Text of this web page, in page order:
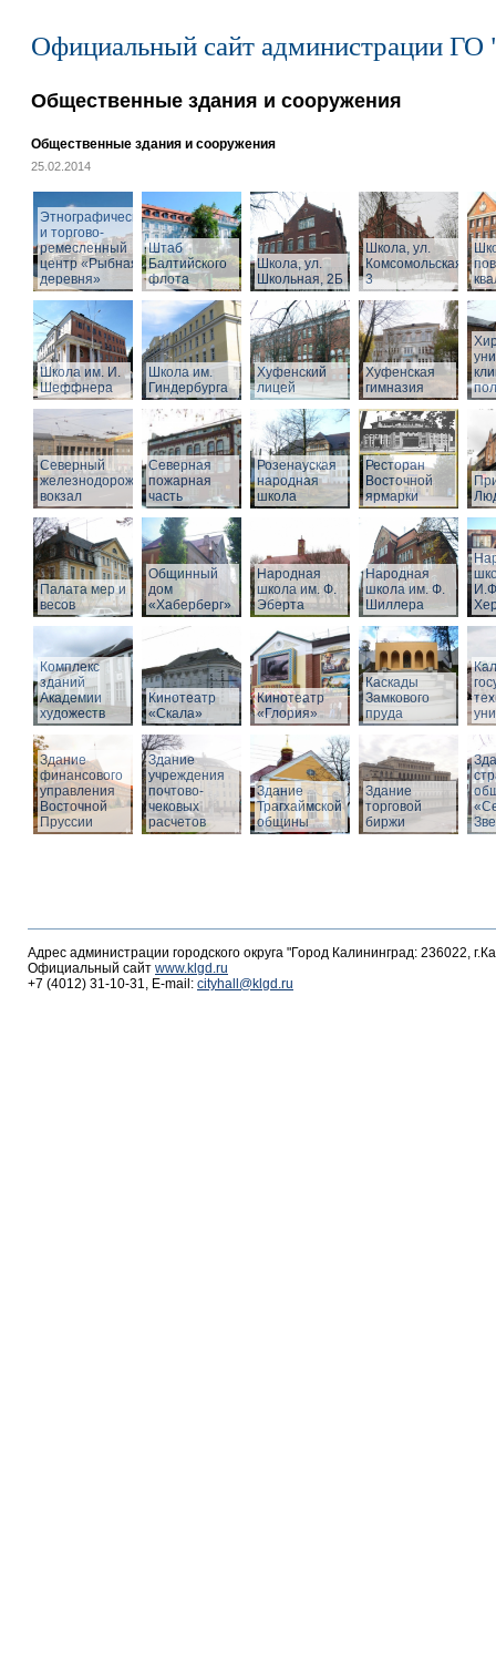
Официальный сайт администрации ГО
Общественные здания и сооружения
Общественные здания и сооружения
25.02.2014
Этнографический
и торгово-
ремесленный
центр «Рыбная
деревня»
Штаб
Балтийского
флота
Школа, ул.
Школьная, 2Б
Школа, ул.
Комсомольская,
3
Школа им. И.
Шеффнера
Школа им.
Гиндербурга
Хуфенский
лицей
Хуфенская
гимназия
Северный
железнодорожный
вокзал
Северная
пожарная
часть
Розенауская
народная
школа
Ресторан
Восточной
ярмарки
Палата мер и
весов
Общинный
дом
«Хаберберг»
Народная
школа им. Ф.
Эберта
Народная
школа им. Ф.
Шиллера
Комплекс
зданий
Академии
художеств
Кинотеатр
«Скала»
Кинотеатр
«Глория»
Каскады
Замкового
пруда
Здание
финансового
управления
Восточной
Пруссии
Здание
учреждения
почтово-
чековых
расчетов
Здание
Трагхаймской
общины
Здание
торговой
биржи
Адрес администрации городского округа "Город Калининград: 236022,
Официальный сайт www.klgd.ru
+7 (4012) 31-10-31, E-mail: cityhall@klgd.ru